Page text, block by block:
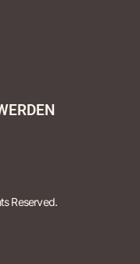
Reserved.